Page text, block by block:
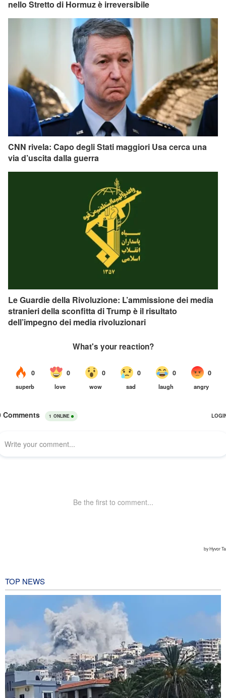
nello Stretto di Hormuz è irreversibile
CNN rivela: Capo degli Stati maggiori Usa cerca una
via d’uscita dalla guerra
Le Guardie della Rivoluzione: L’ammissione dei media
stranieri della sconfitta di Trump è il risultato
dell’impegno dei media rivoluzionari
TOP NEWS